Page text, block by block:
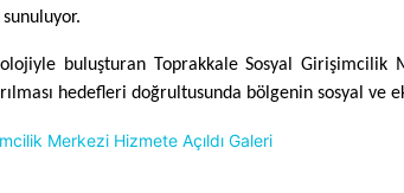
buluşturan Toprakkale Sosyal
hedefleri doğrultusunda bölgenin sosyal